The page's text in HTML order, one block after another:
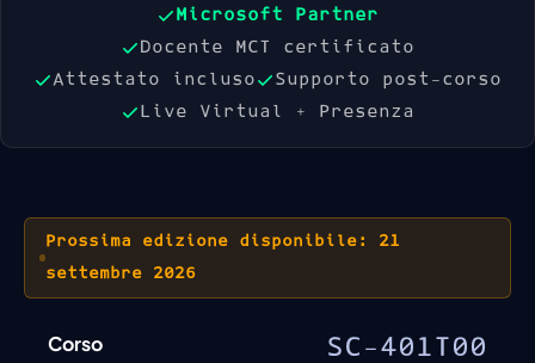
Microsoft Partner
Docente MCT certificato
Attestato incluso
Supporto post-corso
Live Virtual + Presenza
Prossima edizione disponibile: 21
settembre 2026
Corso SC-401T00